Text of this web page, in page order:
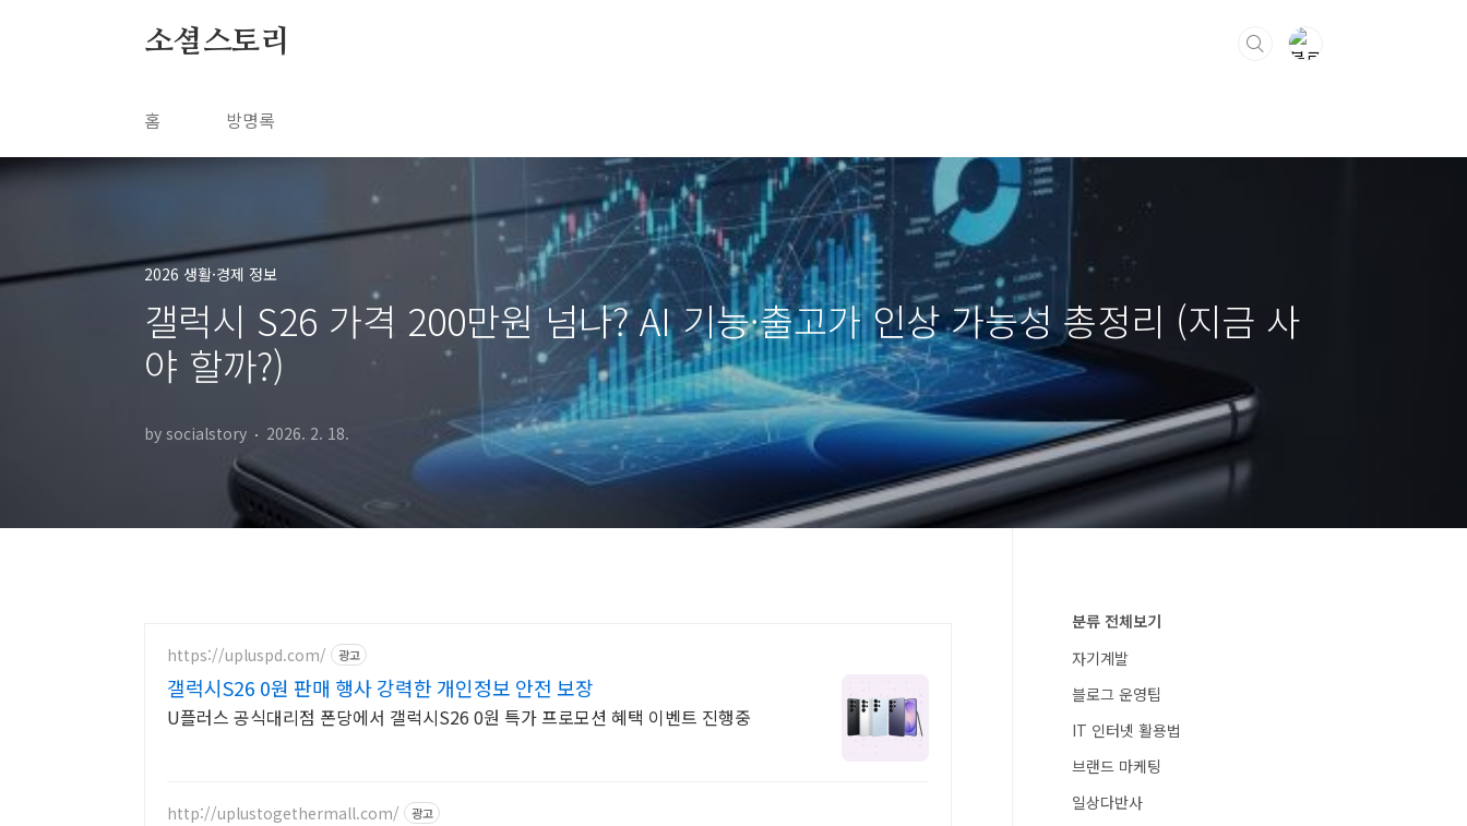
소셜스토리
홈 방명록
2026 생활·경제 정보
갤럭시 S26 가격 200만원 넘나? AI 기능·출고가 인상 가능성 총정리 (지금 사
야 할까?)
by socialstory 2026. 2. 18.
https://upluspd.com/ 광고
갤럭시S26 0원 판매 행사 강력한 개인정보 안전 보장
U플러스 공식대리점 폰당에서 갤럭시S26 0원 특가 프로모션 혜택 이벤트 진행중
http://uplustogethermall.com/ 광고
분류 전체보기
자기계발
블로그 운영팁
IT 인터넷 활용법
브랜드 마케팅
일상다반사